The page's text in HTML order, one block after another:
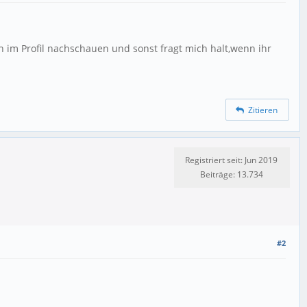
im Profil nachschauen und sonst fragt mich halt,wenn ihr
Zitieren
Registriert seit: Jun 2019
Beiträge: 13.734
#2